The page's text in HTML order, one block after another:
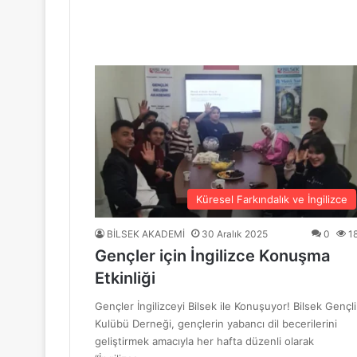
10 Haziran 2026
BİLSEK Türk Sanat Müziği Korosu
4 Haziran 2026
“Sevda ve Nostalji Yolculuğu”
18 Mayıs 2026
GENÇ YÜREKLER ŞİİRLE BULUŞTU
6 Mayıs 2026
Küresel Farkındalık ve İngilizce
BİLSEK AKADEMİ 30 Aralık 2025 0
Gençler için İngilizce Konuşma
Etkinliği
Gençler İngilizceyi Bilsek ile Konuşuyor! Bilsek
Kulübü Derneği, gençlerin yabancı dil becerilerini
geliştirmek amacıyla her hafta düzenli olarak